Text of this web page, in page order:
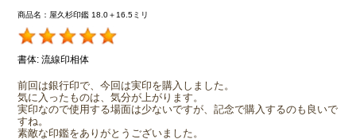
商品名：屋久杉印鑑 18.0＋16.5ミリ
書体: 流線印相体
前回は銀行印で、今回は実印を購入しました。
気に入ったものは、気分が上がります。
実印なので使用する場面は少ないですが、記念で購入するのも良いで
すね。
素敵な印鑑をありがとうございました。